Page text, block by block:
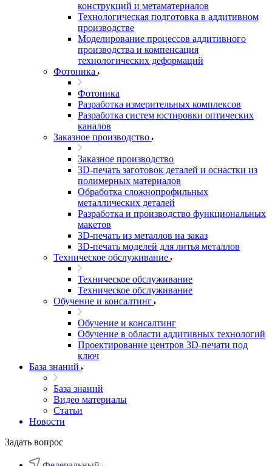
конструкций и метаматериалов
Технологическая подготовка в аддитивном
производстве
Моделирование процессов аддитивного
производства и компенсация
технологических деформаций
Фотоника
Фотоника
Разработка измерительных комплексов
Разработка систем юстировки оптических
каналов
Заказное производство
Заказное производство
3D-печать заготовок деталей и оснастки из
полимерных материалов
Обработка сложнопрофильных
металлических деталей
Разработка и производство функциональных
макетов
3D-печать из металлов на заказ
3D-печать моделей для литья металлов
Техническое обслуживание
Техническое обслуживание
Техническое обслуживание
Обучение и консалтинг
Обучение и консалтинг
Обучение в области аддитивных технологий
Проектирование центров 3D-печати под
ключ
База знаний
База знаний
Видео материалы
Статьи
Новости
Задать вопрос